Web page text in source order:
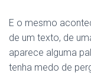
E o mesmo
de um texto, de
aparece alguma
tenha medo de